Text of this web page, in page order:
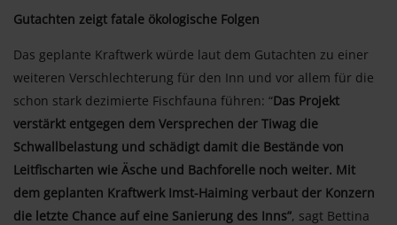
Gutachten zeigt fatale ökologische Folgen
Das geplante Kraftwerk würde laut dem Gutachten zu einer
weiteren Verschlechterung für den Inn und vor allem für die
schon stark dezimierte Fischfauna führen: “Das Projekt
verstärkt entgegen dem Versprechen der Tiwag die
Schwallbelastung und schädigt damit die Bestände von
Leitfischarten wie Äsche und Bachforelle noch weiter. Mit
dem geplanten Kraftwerk Imst-Haiming verbaut der Konzern
die letzte Chance auf eine Sanierung des Inns”, sagt Bettina